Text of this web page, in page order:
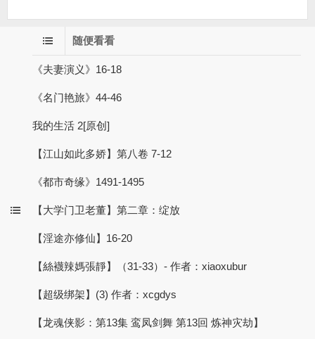
随便看看
《夫妻演义》16-18
《名门艳旅》44-46
我的生活 2[原创]
【江山如此多娇】第八卷 7-12
《都市奇缘》1491-1495
【大学门卫老董】第二章：绽放
【淫途亦修仙】16-20
【絲襪辣媽張靜】（31-33）- 作者：xiaoxubur
【超级绑架】(3) 作者：xcgdys
【龙魂侠影：第13集 鸾凤剑舞 第13回 炼神灾劫】